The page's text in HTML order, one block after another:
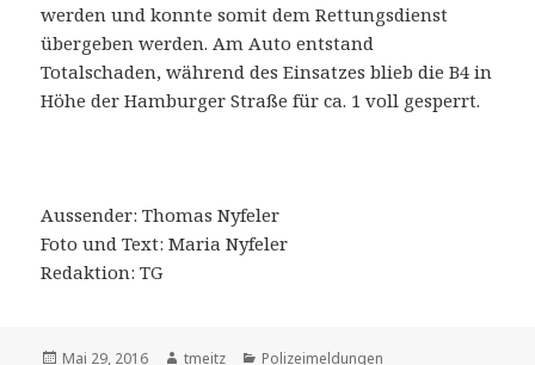
werden und konnte somit dem Rettungsdienst
übergeben werden. Am Auto entstand
Totalschaden, während des Einsatzes blieb die B4 in
Höhe der Hamburger Straße für ca. 1 voll gesperrt.
Aussender: Thomas Nyfeler
Foto und Text: Maria Nyfeler
Redaktion: TG
Veröffentlicht
Mai 29, 2016 Autor
tmeitz Kategorien
Polizeimeldungen